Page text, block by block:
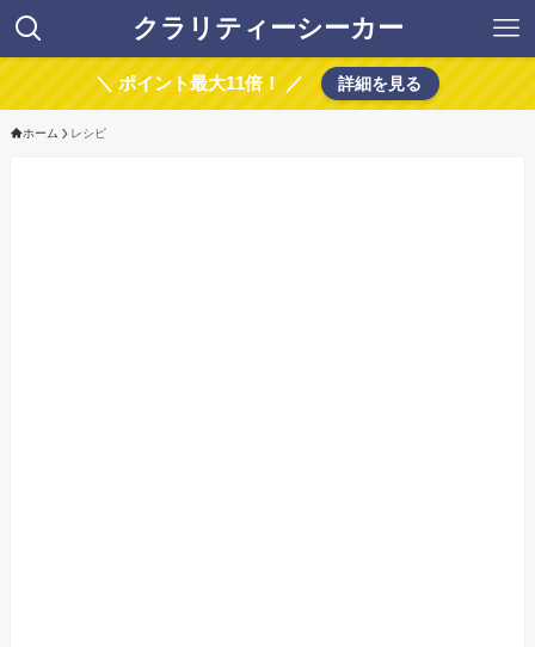
クラリティーシーカー
＼ ポイント最大11倍！ ／ 詳細を見る
ホーム レシピ